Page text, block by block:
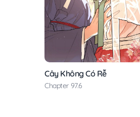
Cây Không Có Rễ
Chapter 97.6